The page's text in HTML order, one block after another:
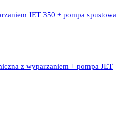
JET 350 + pompa spustowa
z wyparzaniem + pompa JET